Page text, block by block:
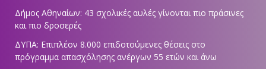
Δήμος Αθηναίων: 43 σχολικές αυλές γίνονται πιο πράσινες
και πιο δροσερές
ΔΥΠΑ: Επιπλέον 8.000 επιδοτούμενες θέσεις στο
πρόγραμμα απασχόλησης ανέργων 55 ετών και άνω